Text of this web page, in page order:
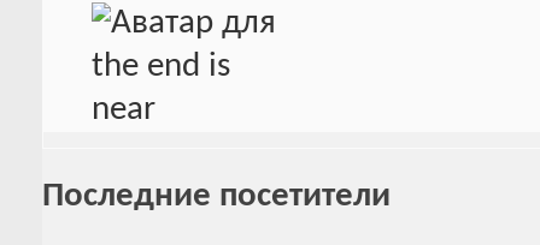
Последние посетители